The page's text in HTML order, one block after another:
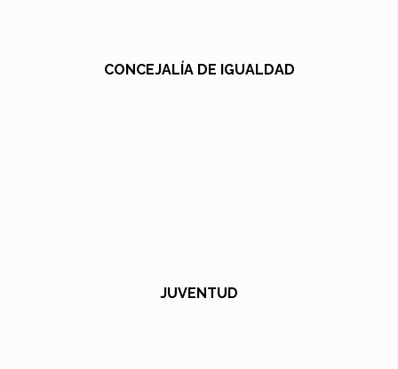
CONCEJALÍA DE IGUALDAD
JUVENTUD